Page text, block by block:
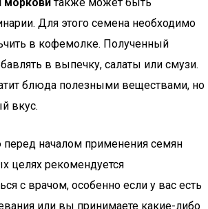
Для этого семена необходимо
в кофемолке. Полученный
в выпечку, салаты или смузи.
блюда полезными веществами, но
вкус.
перед началом применения семян
целях рекомендуется
с врачом, особенно если у вас есть
или вы принимаете какие-либо